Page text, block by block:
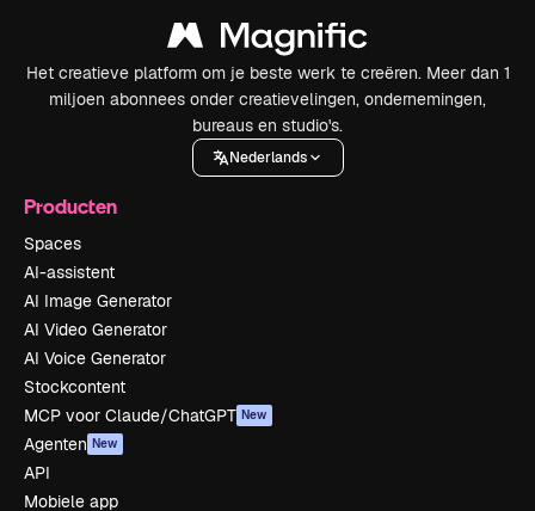
Het creatieve platform om je beste werk te creëren. Meer dan 1
miljoen abonnees onder creatievelingen, ondernemingen,
bureaus en studio's.
Nederlands
Producten
Spaces
AI-assistent
AI Image Generator
AI Video Generator
AI Voice Generator
Stockcontent
MCP voor Claude/ChatGPT New
Agenten New
API
Mobiele app